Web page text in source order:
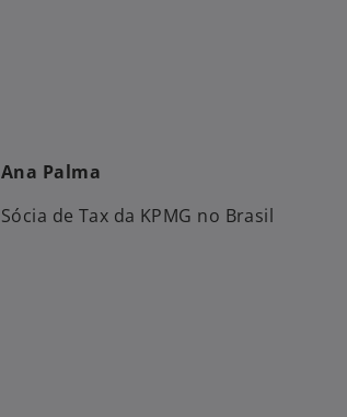
Ana Palma
Sócia de Tax da KPMG no Brasil